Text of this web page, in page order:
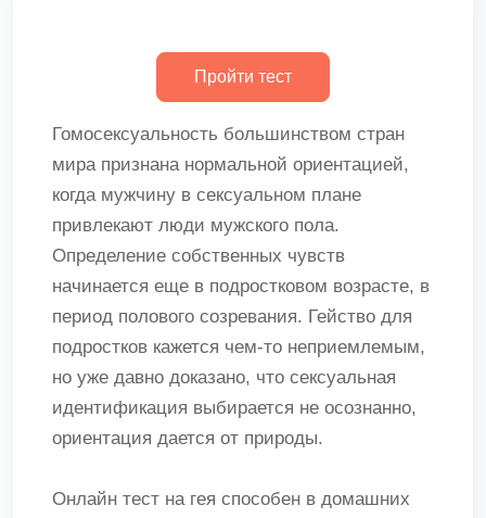
Гомосексуальность большинством стран
мира признана нормальной ориентацией,
когда мужчину в сексуальном плане
привлекают люди мужского пола.
Определение собственных чувств
начинается еще в подростковом возрасте, в
период полового созревания. Гейство для
подростков кажется чем-то неприемлемым,
но уже давно доказано, что сексуальная
идентификация выбирается не осознанно,
ориентация дается от природы.
Онлайн тест на гея способен в домашних